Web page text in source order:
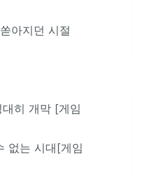
아지던 시절
대히 개막 [게임
없는 시대[게임